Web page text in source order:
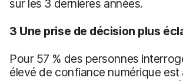
sur les 3 dernières années.
3 Une prise de décision plus
Pour 57 % des personnes
élevé de confiance numérique est